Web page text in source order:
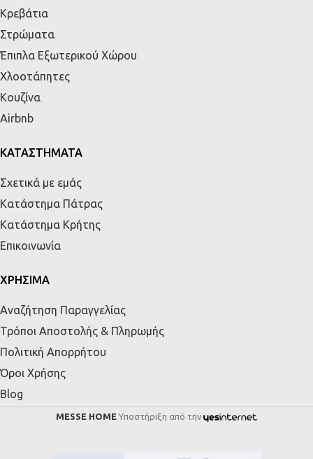
Κρεβάτια
Στρώματα
Έπιπλα Εξωτερικού Χώρου
Χλοοτάπητες
Κουζίνα
Airbnb
ΚΑΤΑΣΤΗΜΑΤΑ
Σχετικά με εμάς
Κατάστημα Πάτρας
Κατάστημα Κρήτης
Επικοινωνία
ΧΡΗΣΙΜΑ
Αναζήτηση Παραγγελίας
Τρόποι Αποστολής & Πληρωμής
Πολιτική Απορρήτου
Όροι Χρήσης
Blog
MESSE HOME Υποστήριξη από την